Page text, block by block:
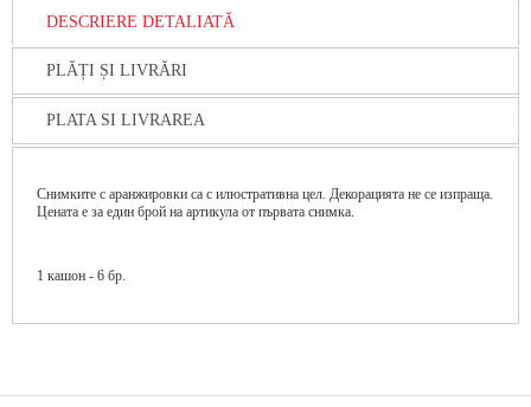
DESCRIERE DETALIATĂ
PLĂȚI ȘI LIVRĂRI
PLATA SI LIVRAREA
Снимките с аранжировки са с илюстративна цел. Декорацията не се изпраща.
Цената е за един брой на артикула от първата снимка.
1 кашон - 6 бр.